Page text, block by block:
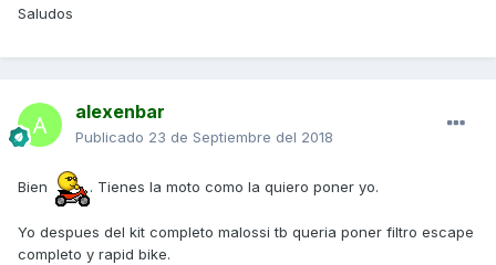
Saludos
alexenbar
Publicado 23 de Septiembre del 2018
Bien . Tienes la moto como la quiero poner yo.
Yo despues del kit completo malossi tb queria poner filtro escape
completo y rapid bike.